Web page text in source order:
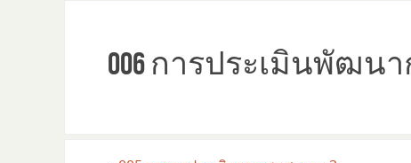
006 การประเมินพัฒน